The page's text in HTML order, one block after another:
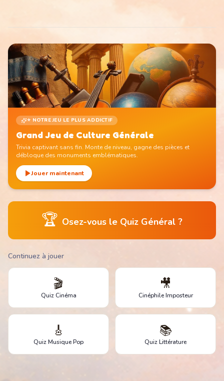
⭐ NOTRE JEU LE PLUS ADDICTIF
Grand Jeu de Culture Générale
Trivia captivant sans fin. Monte de niveau, gagne des pièces et
débloque des monuments emblématiques.
Jouer maintenant
🏆 Osez-vous le Quiz Général ?
Continuez à jouer
🎬
Quiz Cinéma
🎥
Cinéphile Imposteur
🎸
Quiz Musique Pop
📚
Quiz Littérature